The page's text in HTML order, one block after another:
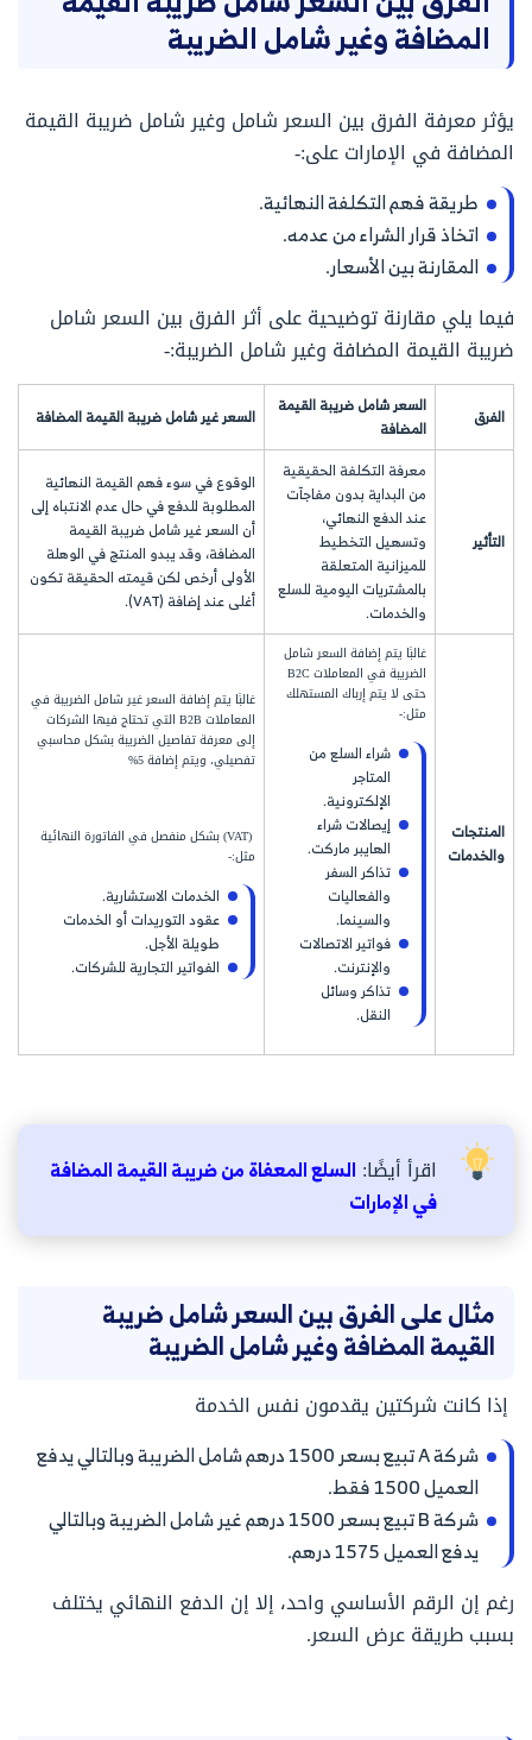
المضافة وغير شامل الضريبة
يؤثر معرفة الفرق بين السعر شامل وغير شامل ضريبة القيمة
المضافة في الإمارات على:-
طريقة فهم التكلفة النهائية.
اتخاذ قرار الشراء من عدمه.
المقارنة بين الأسعار.
فيما يلي مقارنة توضيحية على أثر الفرق بين السعر شامل
ضريبة القيمة المضافة وغير شامل الضريبة:-
الفرق
السعر شامل ضريبة القيمة
المضافة
السعر غير شامل ضريبة القيمة المضافة
التأثير
معرفة التكلفة الحقيقية
من البداية بدون مفاجآت
عند الدفع النهائي،
وتسهيل التخطيط
للميزانية المتعلقة
بالمشتريات اليومية للسلع
والخدمات.
الوقوع في سوء فهم القيمة النهائية
المطلوبة للدفع في حال عدم الانتباه إلى
أن السعر غير شامل ضريبة القيمة
المضافة، وقد يبدو المنتج في الوهلة
الأولى أرخص لكن قيمته الحقيقة تكون
أغلى عند إضافة (VAT).
المنتجات
والخدمات
غالبًا يتم إضافة السعر شامل
الضريبة في المعاملات B2C
حتى لا يتم إرباك المستهلك
مثل:-
شراء السلع من
المتاجر
الإلكترونية.
إيصالات شراء
الهايبر ماركت.
تذاكر السفر
والفعاليات
والسينما.
فواتير الاتصالات
والإنترنت.
تذاكر وسائل
النقل.
غالبًا يتم إضافة السعر غير شامل الضريبة في
المعاملات B2B التي تحتاج فيها الشركات
إلى معرفة تفاصيل الضريبة بشكل محاسبي
تفصيلي، ويتم إضافة 5%
(VAT) بشكل منفصل في الفاتورة النهائية
مثل:-
الخدمات الاستشارية.
عقود التوريدات أو الخدمات
طويلة الأجل.
الفواتير التجارية للشركات.
اقرأ أيضًا: السلع المعفاة من ضريبة القيمة المضافة
في الإمارات
مثال على الفرق بين السعر شامل ضريبة
القيمة المضافة وغير شامل الضريبة
إذا كانت شركتين يقدمون نفس الخدمة
شركة A تبيع بسعر 1500 درهم شامل الضريبة وبالتالي يدفع
العميل 1500 فقط.
شركة B تبيع بسعر 1500 درهم غير شامل الضريبة وبالتالي
يدفع العميل 1575 درهم.
رغم إن الرقم الأساسي واحد، إلا إن الدفع النهائي يختلف
بسبب طريقة عرض السعر.